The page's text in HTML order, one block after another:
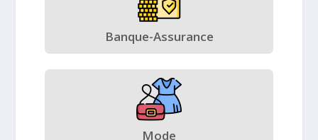
Banque-Assurance
Mode